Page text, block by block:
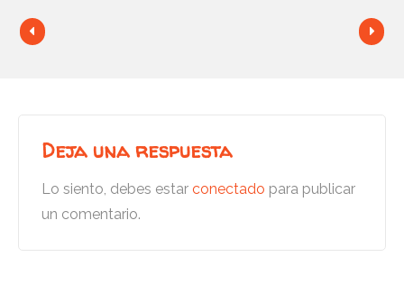
Deja una respuesta
Lo siento, debes estar conectado para publicar
un comentario.